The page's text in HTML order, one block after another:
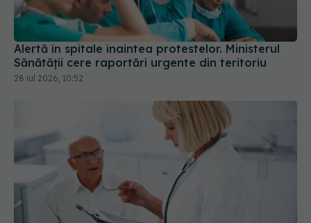
Alertă în spitale înaintea protestelor. Ministerul
Sănătății cere raportări urgente din teritoriu
28 iul 2026, 10:52